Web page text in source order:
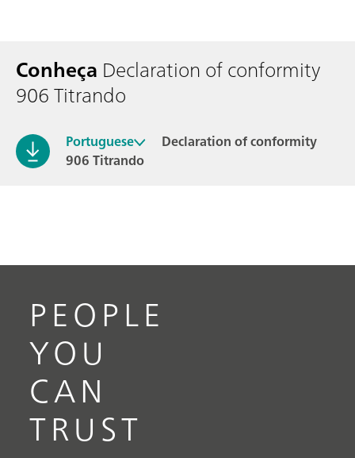
Conheça Declaration of conformity
906 Titrando
Portuguese
Declaration of conformity
906 Titrando
PEOPLE
YOU
CAN
TRUST